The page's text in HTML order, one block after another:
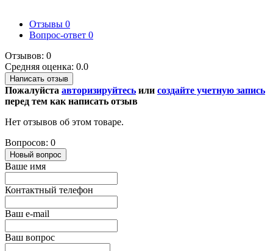
Отзывы 0
Вопрос-ответ 0
Отзывов: 0
Средняя оценка: 0.0
Написать отзыв
Пожалуйста авторизируйтесь или создайте учетную запись
перед тем как написать отзыв
Нет отзывов об этом товаре.
Вопросов: 0
Новый вопрос
Ваше имя
Контактный телефон
Ваш e-mail
Ваш вопрос